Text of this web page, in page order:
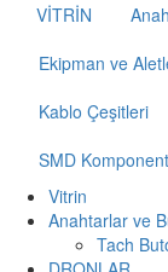
VİTRİN
Ekipman ve
Kablo Çeşitleri
SMD
Vitrin
Anahtarlar ve
Tach